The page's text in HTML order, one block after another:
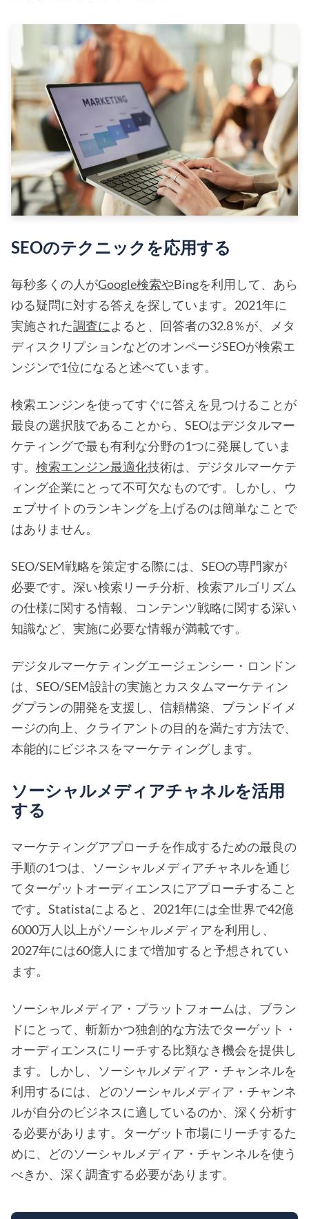
SEOのテクニックを応用する
毎秒多くの人がGoogle検索やBingを利用して、あら
ゆる疑問に対する答えを探しています。2021年に
実施された調査によると、回答者の32.8％が、メタ
ディスクリプションなどのオンページSEOが検索エ
ンジンで1位になると述べています。
検索エンジンを使ってすぐに答えを見つけることが
最良の選択肢であることから、SEOはデジタルマー
ケティングで最も有利な分野の1つに発展していま
す。 検索エンジン最適化技術は、デジタルマーケテ
ィング企業にとって不可欠なものです。しかし、ウ
ェブサイトのランキングを上げるのは簡単なことで
はありません。
SEO/SEM戦略を策定する際には、SEOの専門家が
必要です。深い検索リーチ分析、検索アルゴリズム
の仕様に関する情報、コンテンツ戦略に関する深い
知識など、実施に必要な情報が満載です。
デジタルマーケティングエージェンシー・ロンドン
は、SEO/SEM設計の実施とカスタムマーケティン
グプランの開発を支援し、信頼構築、ブランドイメ
ージの向上、クライアントの目的を満たす方法で、
本能的にビジネスをマーケティングします。
ソーシャルメディアチャネルを活用
する
マーケティングアプローチを作成するための最良の
手順の1つは、ソーシャルメディアチャネルを通じ
てターゲットオーディエンスにアプローチすること
です。Statistaによると、2021年には全世界で42億
6000万人以上がソーシャルメディアを利用し、
2027年には60億人にまで増加すると予想されてい
ます。
ソーシャルメディア・プラットフォームは、ブラン
ドにとって、斬新かつ独創的な方法でターゲット・
オーディエンスにリーチする比類なき機会を提供し
ます。しかし、ソーシャルメディア・チャンネルを
利用するには、どのソーシャルメディア・チャンネ
ルが自分のビジネスに適しているのか、深く分析す
る必要があります。ターゲット市場にリーチするた
めに、どのソーシャルメディア・チャンネルを使う
べきか、深く調査する必要があります。